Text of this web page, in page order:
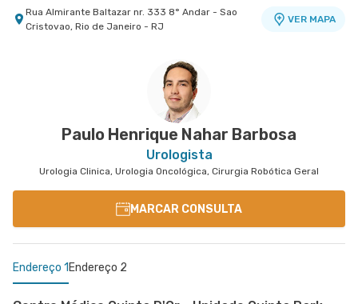
Rua Almirante Baltazar nr. 333 8° Andar - Sao
Cristovao, Rio de Janeiro - RJ
VER MAPA
Avenida Nelson Mufarrej nr. 255 1° Andar - Barra
Paulo Henrique Nahar Barbosa
Urologista
Urologia Clinica, Urologia Oncológica, Cirurgia Robótica Geral
MARCAR CONSULTA
Endereço 1 Endereço 2